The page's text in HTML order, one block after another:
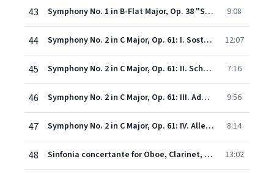
43 Symphony No. 1 in B-Flat Major, Op. 38 "Spring": IV. Allegro animato e grazioso 9:08
44 Symphony No. 2 in C Major, Op. 61: I. Sostenuto assai - Allegro ma non troppo 12:07
45 Symphony No. 2 in C Major, Op. 61: II. Scherzo. Allegro vivace - Trio I - Trio II 7:16
46 Symphony No. 2 in C Major, Op. 61: III. Adagio espressivo 9:56
47 Symphony No. 2 in C Major, Op. 61: IV. Allegro molto vivace 8:14
48 Sinfonia concertante for Oboe, Clarinet, Horn and Bassoon in E-Flat Major, K. 297b: I. Allegro 13:02